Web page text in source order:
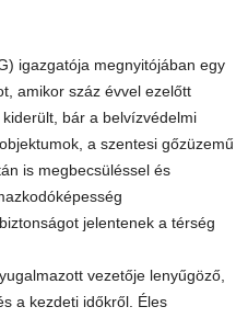
igazgatója megnyitójában egy
amikor száz évvel ezelőtt
bár a belvízvédelmi
a szentesi gőzüzemű
is megbecsüléssel és
jelentenek a térség
vezetője lenyűgöző,
a kezdeti időkről. Éles